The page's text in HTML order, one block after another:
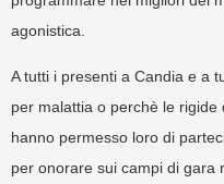
agonistica.
A tutti i presenti a Candia e a
per malattia o perchè le
hanno permesso loro di
per onorare sui campi di gara